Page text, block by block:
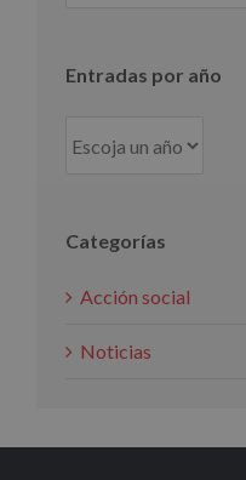
Entradas por año
Categorías
Acción social
Noticias